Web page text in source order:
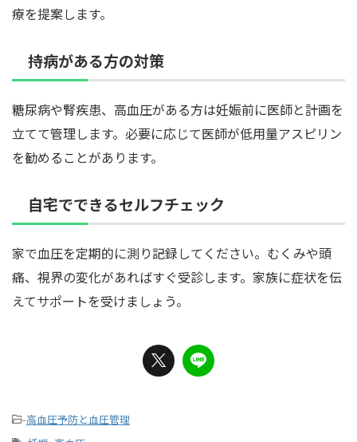
療を提案します。
持病がある方の対策
糖尿病や腎疾患、高血圧がある方は妊娠前に医師と計画を
立てて管理します。必要に応じて医師が低用量アスピリン
を勧めることがあります。
自宅でできるセルフチェック
家で血圧を定期的に測り記録してください。むくみや頭
痛、視界の変化があればすぐ受診します。家族に症状を伝
えてサポートを受けましょう。
-高血圧予防と血圧管理